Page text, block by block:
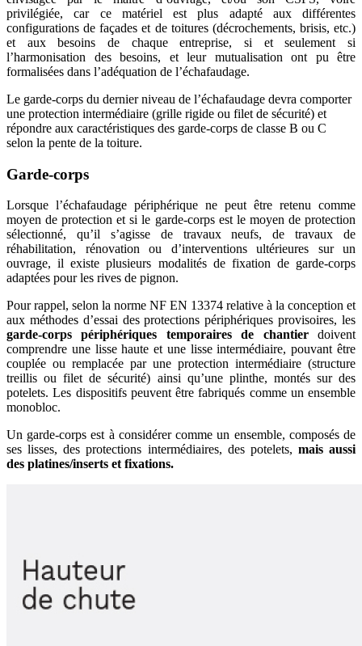
privilégiée, car ce matériel est plus adapté aux différentes
configurations de façades et de toitures (décrochements, brisis, etc.)
et aux besoins de chaque entreprise, si et seulement si
l’harmonisation des besoins, et leur mutualisation ont pu être
formalisées dans l’adéquation de l’échafaudage.
Le garde-corps du dernier niveau de l’échafaudage devra comporter
une protection intermédiaire (grille rigide ou filet de sécurité) et
répondre aux caractéristiques des garde-corps de classe B ou C
selon la pente de la toiture.
Garde-corps
Lorsque l’échafaudage périphérique ne peut être retenu comme
moyen de protection et si le garde-corps est le moyen de protection
sélectionné, qu’il s’agisse de travaux neufs, de travaux de
réhabilitation, rénovation ou d’interventions ultérieures sur un
ouvrage, il existe plusieurs modalités de fixation de garde-corps
adaptées pour les rives de pignon.
Pour rappel, selon la norme NF EN 13374 relative à la conception et
aux méthodes d’essai des protections périphériques provisoires, les
garde-corps périphériques temporaires de chantierdoivent
comprendre une lisse haute et une lisse intermédiaire, pouvant être
couplée ou remplacée par une protection intermédiaire (structure
treillis ou filet de sécurité) ainsi qu’une plinthe, montés sur des
potelets. Les dispositifs peuvent être fabriqués comme un ensemble
monobloc.
Un garde-corps est à considérer comme un ensemble, composés de
ses lisses, des protections intermédiaires, des potelets, mais aussi
des platines/inserts et fixations.